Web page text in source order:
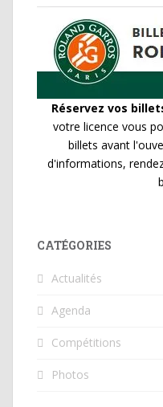
Réservez vos
votre licence vous
billets avant
d'informations,
CATÉGORIES
Actualités
Agenda
Compétitions
Photos